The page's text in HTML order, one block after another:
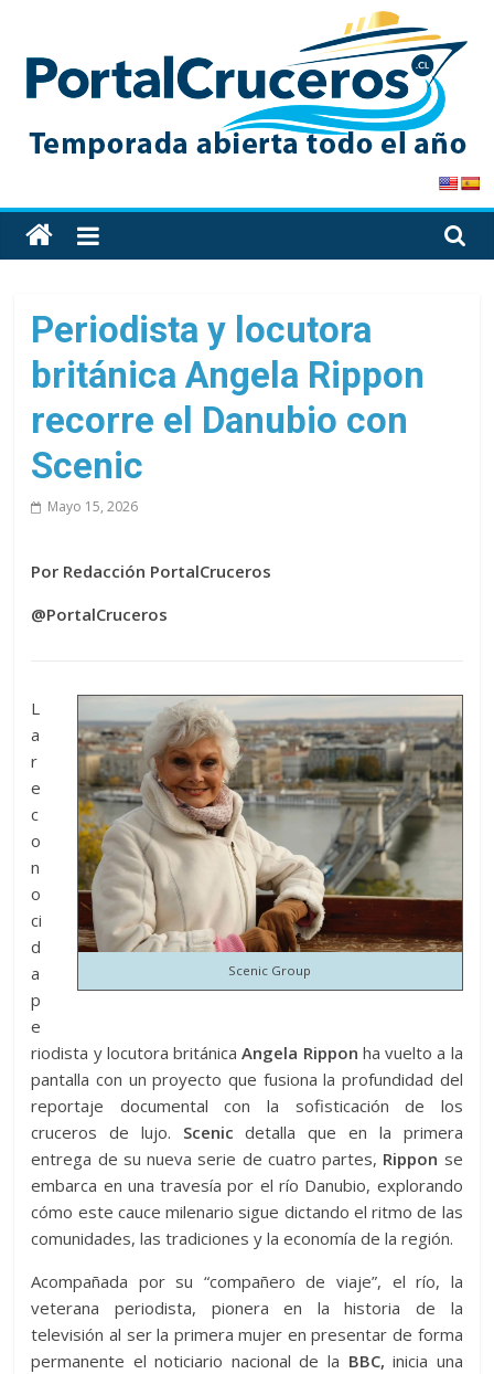
content
PortalCruceros
Toda
la
de
cruceros
un
solo
sitio
Periodista y locutora
británica Angela Rippon
recorre el Danubio con
Scenic
Mayo 15, 2026
Por Redacción PortalCruceros
@PortalCruceros
Scenic Group
L
a
r
e
c
o
n
o
ci
d
a
p
e
riodista y locutora británicaAngela Rippon ha vuelto a la
pantalla con un proyecto que fusiona la profundidad del
reportaje documental con la sofisticación de los
cruceros de lujo. Scenic detalla que en la primera
entrega de su nueva serie de cuatro partes, Rippon se
embarca en una travesía por el río Danubio, explorando
cómo este cauce milenario sigue dictando el ritmo de las
comunidades, las tradiciones y la economía de la región.
Acompañada por su “compañero de viaje”, el río, la
veterana periodista, pionera en la historia de la
televisión al ser la primera mujer en presentar de forma
permanente el noticiario nacional de la BBC,inicia una